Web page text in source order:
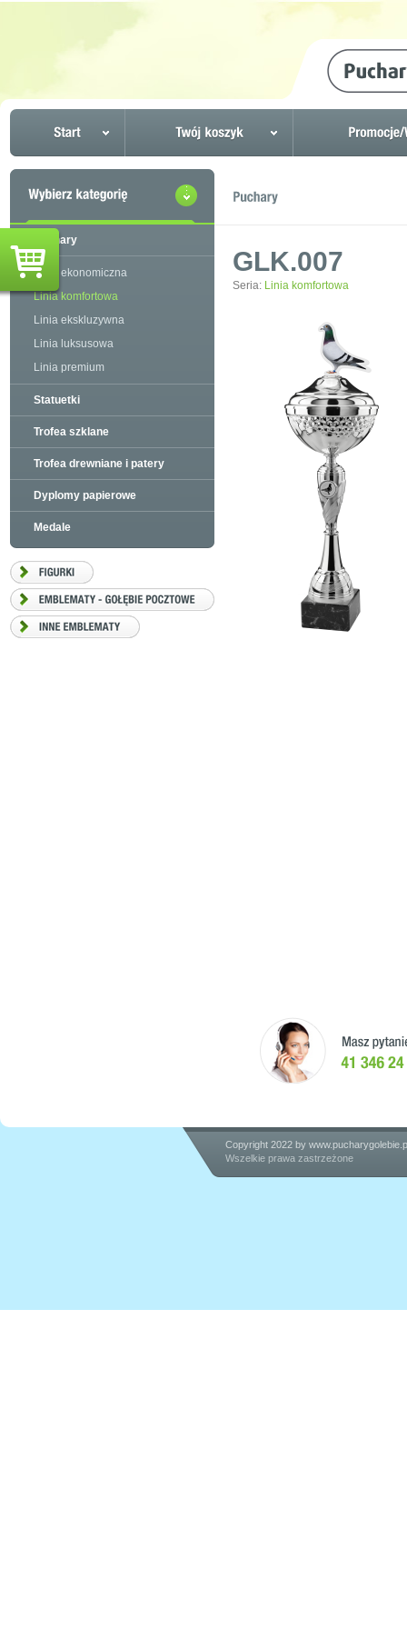
GLK.007
Seria: Linia komfortowa
Puchary
Linia ekonomiczna
Linia komfortowa
Linia ekskluzywna
Linia luksusowa
Linia premium
Statuetki
Trofea szklane
Trofea drewniane i patery
Dyplomy papierowe
Medale
Copyright 2022 by
Wszelkie prawa zastrzeżone